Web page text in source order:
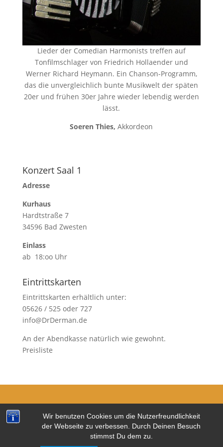
Wir benutzen Cookies um die Nutzerfreundlichkeit
der Webseite zu verbessen. Durch Deinen Besuch
stimmst Du dem zu.
Lieder der Comedian Harmonists treffen auf
Tonfilmschlager von Friedrich Hollaender und
Werner Richard Heymann. Ein Chanson-Programm,
das die unvergleichlich bunte Musikwelt der späten
20er und frühen 30er Jahre wieder lebendig werden
lässt.
Soeren Thies,Akkordeon
Konzert Saal 1
Adresse
Kurhaus
Hardtstraße 7
34596 Bad Zwesten
Einlass
ab 18:oo Uhr
Eintrittskarten
Eintrittskarten erhältlich unter:
05626 / 525 oder 727
info@DrDerman.de
An der Abendkasse natürlich wie gewohnt.
Preisliste
Impressum
Datenschutzerklärung
Copyright © 2026 www.BadZwestener-Meisterkonzerte.de